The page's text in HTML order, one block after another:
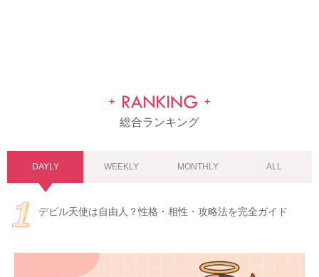
総合ランキング
DAYLY WEEKLY MONTHLY ALL
デビル天使は自由人？性格・相性・攻略法を完全ガイド